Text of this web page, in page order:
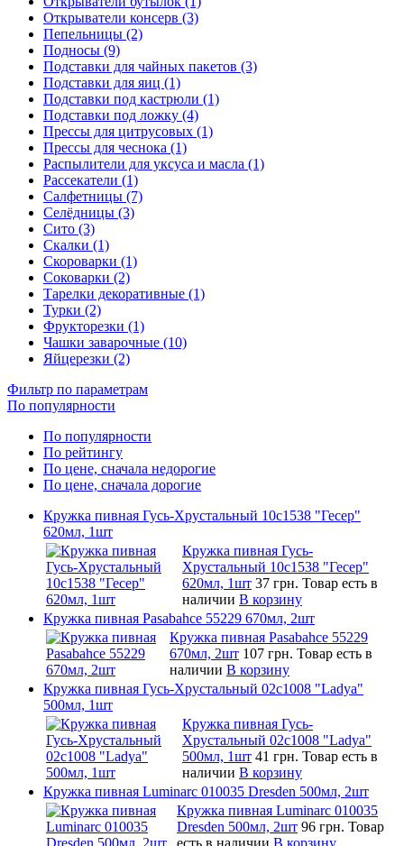
Открыватели консерв (3)
Пепельницы (2)
Подносы (9)
Подставки для чайных пакетов (3)
Подставки для яиц (1)
Подставки под кастрюли (1)
Подставки под ложку (4)
Прессы для цитрусовых (1)
Прессы для чеснока (1)
Распылители для уксуса и масла (1)
Рассекатели (1)
Салфетницы (7)
Селёдницы (3)
Сито (3)
Скалки (1)
Скороварки (1)
Соковарки (2)
Тарелки декоративные (1)
Турки (2)
Фрукторезки (1)
Чашки заварочные (10)
Яйцерезки (2)
Фильтр по параметрам
По популярности
По популярности
По рейтингу
По цене, сначала недорогие
По цене, сначала дорогие
Кружка пивная Гусь-Хрустальный 10c1538 "Гесер"
620мл, 1шт
Кружка пивная Гусь-
Хрустальный 10c1538 "Гесер"
620мл, 1шт 37 грн. Товар есть в
наличии В корзину
Кружка пивная Pasabahce 55229 670мл, 2шт
Кружка пивная Pasabahce 55229
670мл, 2шт 107 грн. Товар есть в
наличии В корзину
Кружка пивная Гусь-Хрустальный 02c1008 "Ladya"
500мл, 1шт
Кружка пивная Гусь-
Хрустальный 02c1008 "Ladya"
500мл, 1шт 41 грн. Товар есть в
наличии В корзину
Кружка пивная Luminarc 010035 Dresden 500мл, 2шт
Кружка пивная Luminarc 010035
Dresden 500мл, 2шт 96 грн. Товар
есть в наличии В корзину